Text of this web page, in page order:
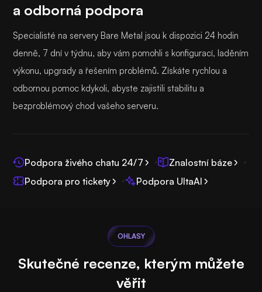
a odborná podpora
Specialisté na servery Bare Metal jsou k dispozici 24 hodin
denně, 7 dní v týdnu, aby vám pomohli s konfigurací, laděním
výkonu, upgrady a řešením problémů. Získáte rychlou a
odbornou pomoc kdykoli, abyste zajistili stabilitu a
bezproblémový chod vašeho serveru.
Podpora živého chatu 24/7
Znalostní báze
Podpora pro tickety
Podpora UltaAI
OHLASY
Skutečné recenze, kterým můžete
věřit